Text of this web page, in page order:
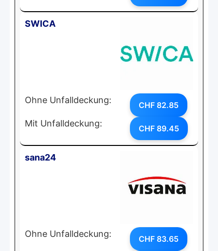
SWICA
Ohne Unfalldeckung: CHF 82.85
Mit Unfalldeckung: CHF 89.45
sana24
Ohne Unfalldeckung: CHF 83.65